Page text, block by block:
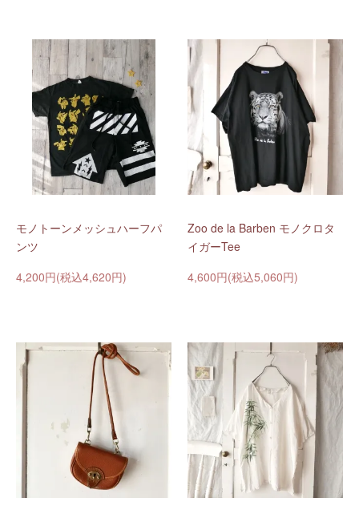
モノトーンメッシュハーフパ
ンツ
4,200円(税込4,620円)
Zoo de la Barben モノクロタ
イガーTee
4,600円(税込5,060円)